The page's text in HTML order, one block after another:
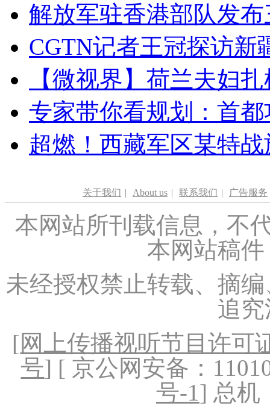
解放军驻香港部队发
CGTN记者王冠探访新
【微视界】荷兰夫妇
专家带你看规划：首
超燃！西藏军区某特
关于我们 | About us | 联系我们 | 广告服务
本网站所刊载信息，不
本网站稿
未经授权禁止转载、摘
追
[网上传播视听节目许可
号] [ 京公网安备：
号-1] 总机